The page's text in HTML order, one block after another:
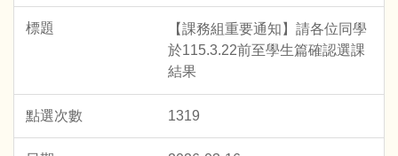
【課務組重要通知】請各位同學
於115.3.22前至學生篇確認選課
結果
1319